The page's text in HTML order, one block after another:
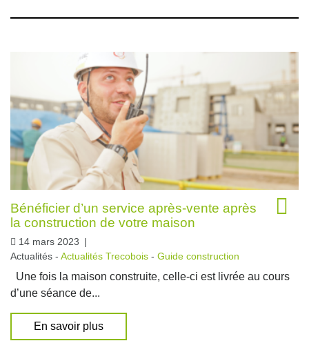
Bénéficier d’un service après-vente après
la construction de votre maison
14 mars 2023 |
Actualités - Actualités Trecobois - Guide construction
Une fois la maison construite, celle-ci est livrée au cours
d’une séance de...
En savoir plus